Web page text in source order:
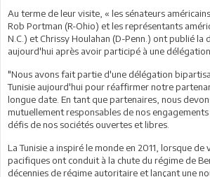
Au terme de leur visite, « les sénateurs
Rob Portman (R-Ohio) et les représentants
N.C.) et Chrissy Houlahan (D-Penn.) ont publié la
aujourd'hui après avoir participé à une
"Nous avons fait partie d'une délégation
Tunisie aujourd'hui pour réaffirmer notre
longue date. En tant que partenaires, nous
mutuellement responsables de nos
défis de nos sociétés ouvertes et libres.
La Tunisie a inspiré le monde en 2011, lorsque
pacifiques ont conduit à la chute du régime de
décennies de régime autoritaire et lançant une